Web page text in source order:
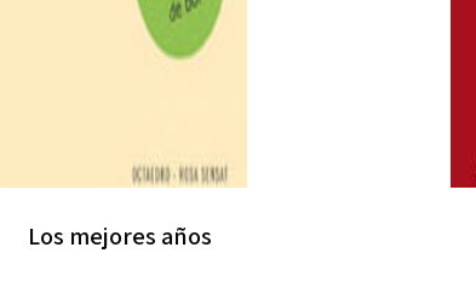
Los mejores años